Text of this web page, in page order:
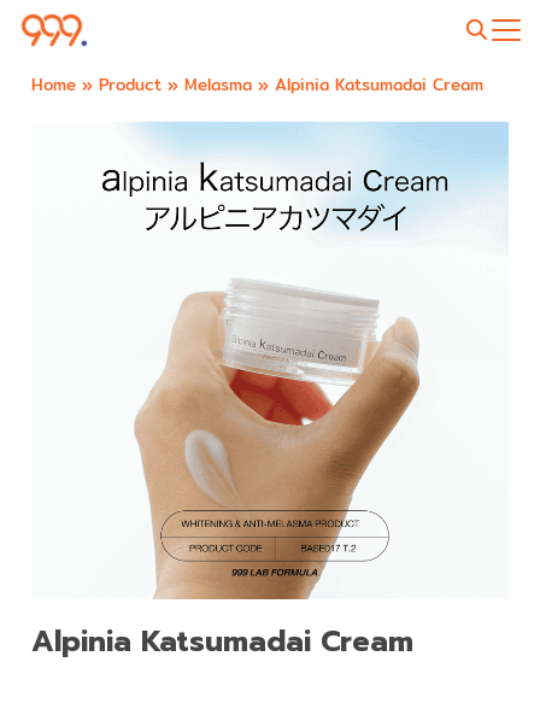
Home » Product » Melasma » Alpinia Katsumadai Cream
Alpinia Katsumadai Cream